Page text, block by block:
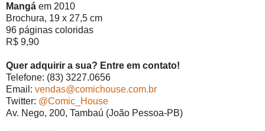
Mangá em 2010
Brochura, 19 x 27,5 cm
96 páginas coloridas
R$ 9,90
Quer adquirir a sua? Entre em contato!
Telefone: (83) 3227.0656
Email: vendas@comichouse.com.br
Twitter: @Comic_House
Av. Nego, 200, Tambaú (João Pessoa-PB)